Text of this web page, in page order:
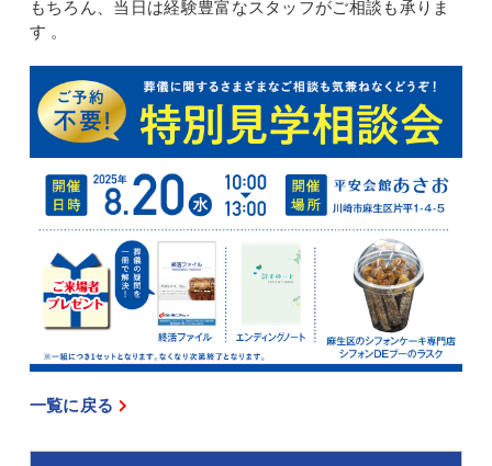
もちろん、当日は経験豊富なスタッフがご相談も承りま
す 。
一覧に戻る